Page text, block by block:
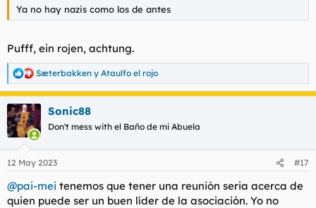
Ya no hay nazis como los de antes
Pufff, ein rojen, achtung.
R
e
a
c
c
i
e
:
Sæterbakken y Ataulfo el rojo
Sonic88
Don't mess with el Baño de mi Abuela
12 May 2023 #17
@pai-mei tenemos que tener una reunión seria acerca de
quien puede ser un buen líder de la asociación. Yo no